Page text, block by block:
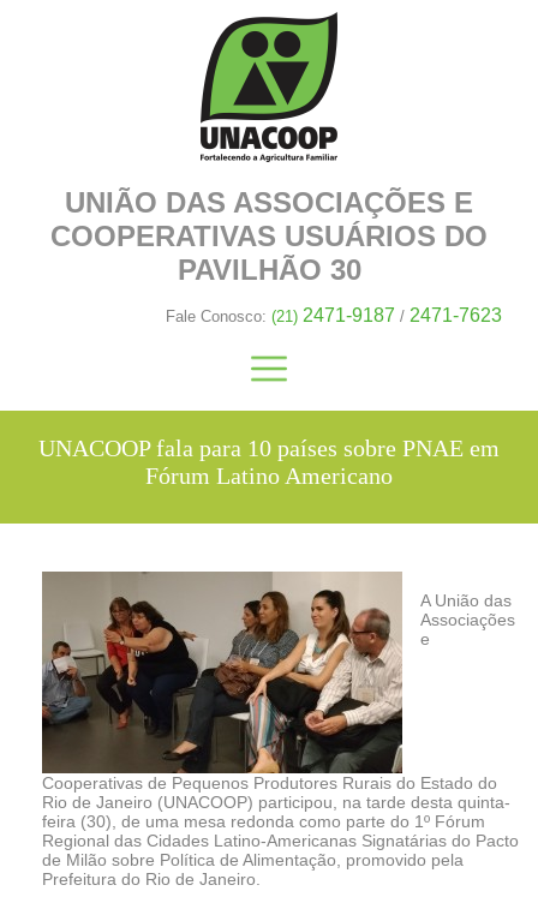
UNIÃO DAS ASSOCIAÇÕES E
COOPERATIVAS USUÁRIOS DO
PAVILHÃO 30
Fale Conosco: (21) 2471-9187 / 2471-7623
UNACOOP fala para 10 países sobre PNAE em
Fórum Latino Americano
A União das
Associações
e
Cooperativas de Pequenos Produtores Rurais do Estado do
Rio de Janeiro (UNACOOP) participou, na tarde desta quinta-
feira (30), de uma mesa redonda como parte do 1º Fórum
Regional das Cidades Latino-Americanas Signatárias do Pacto
de Milão sobre Política de Alimentação, promovido pela
Prefeitura do Rio de Janeiro.